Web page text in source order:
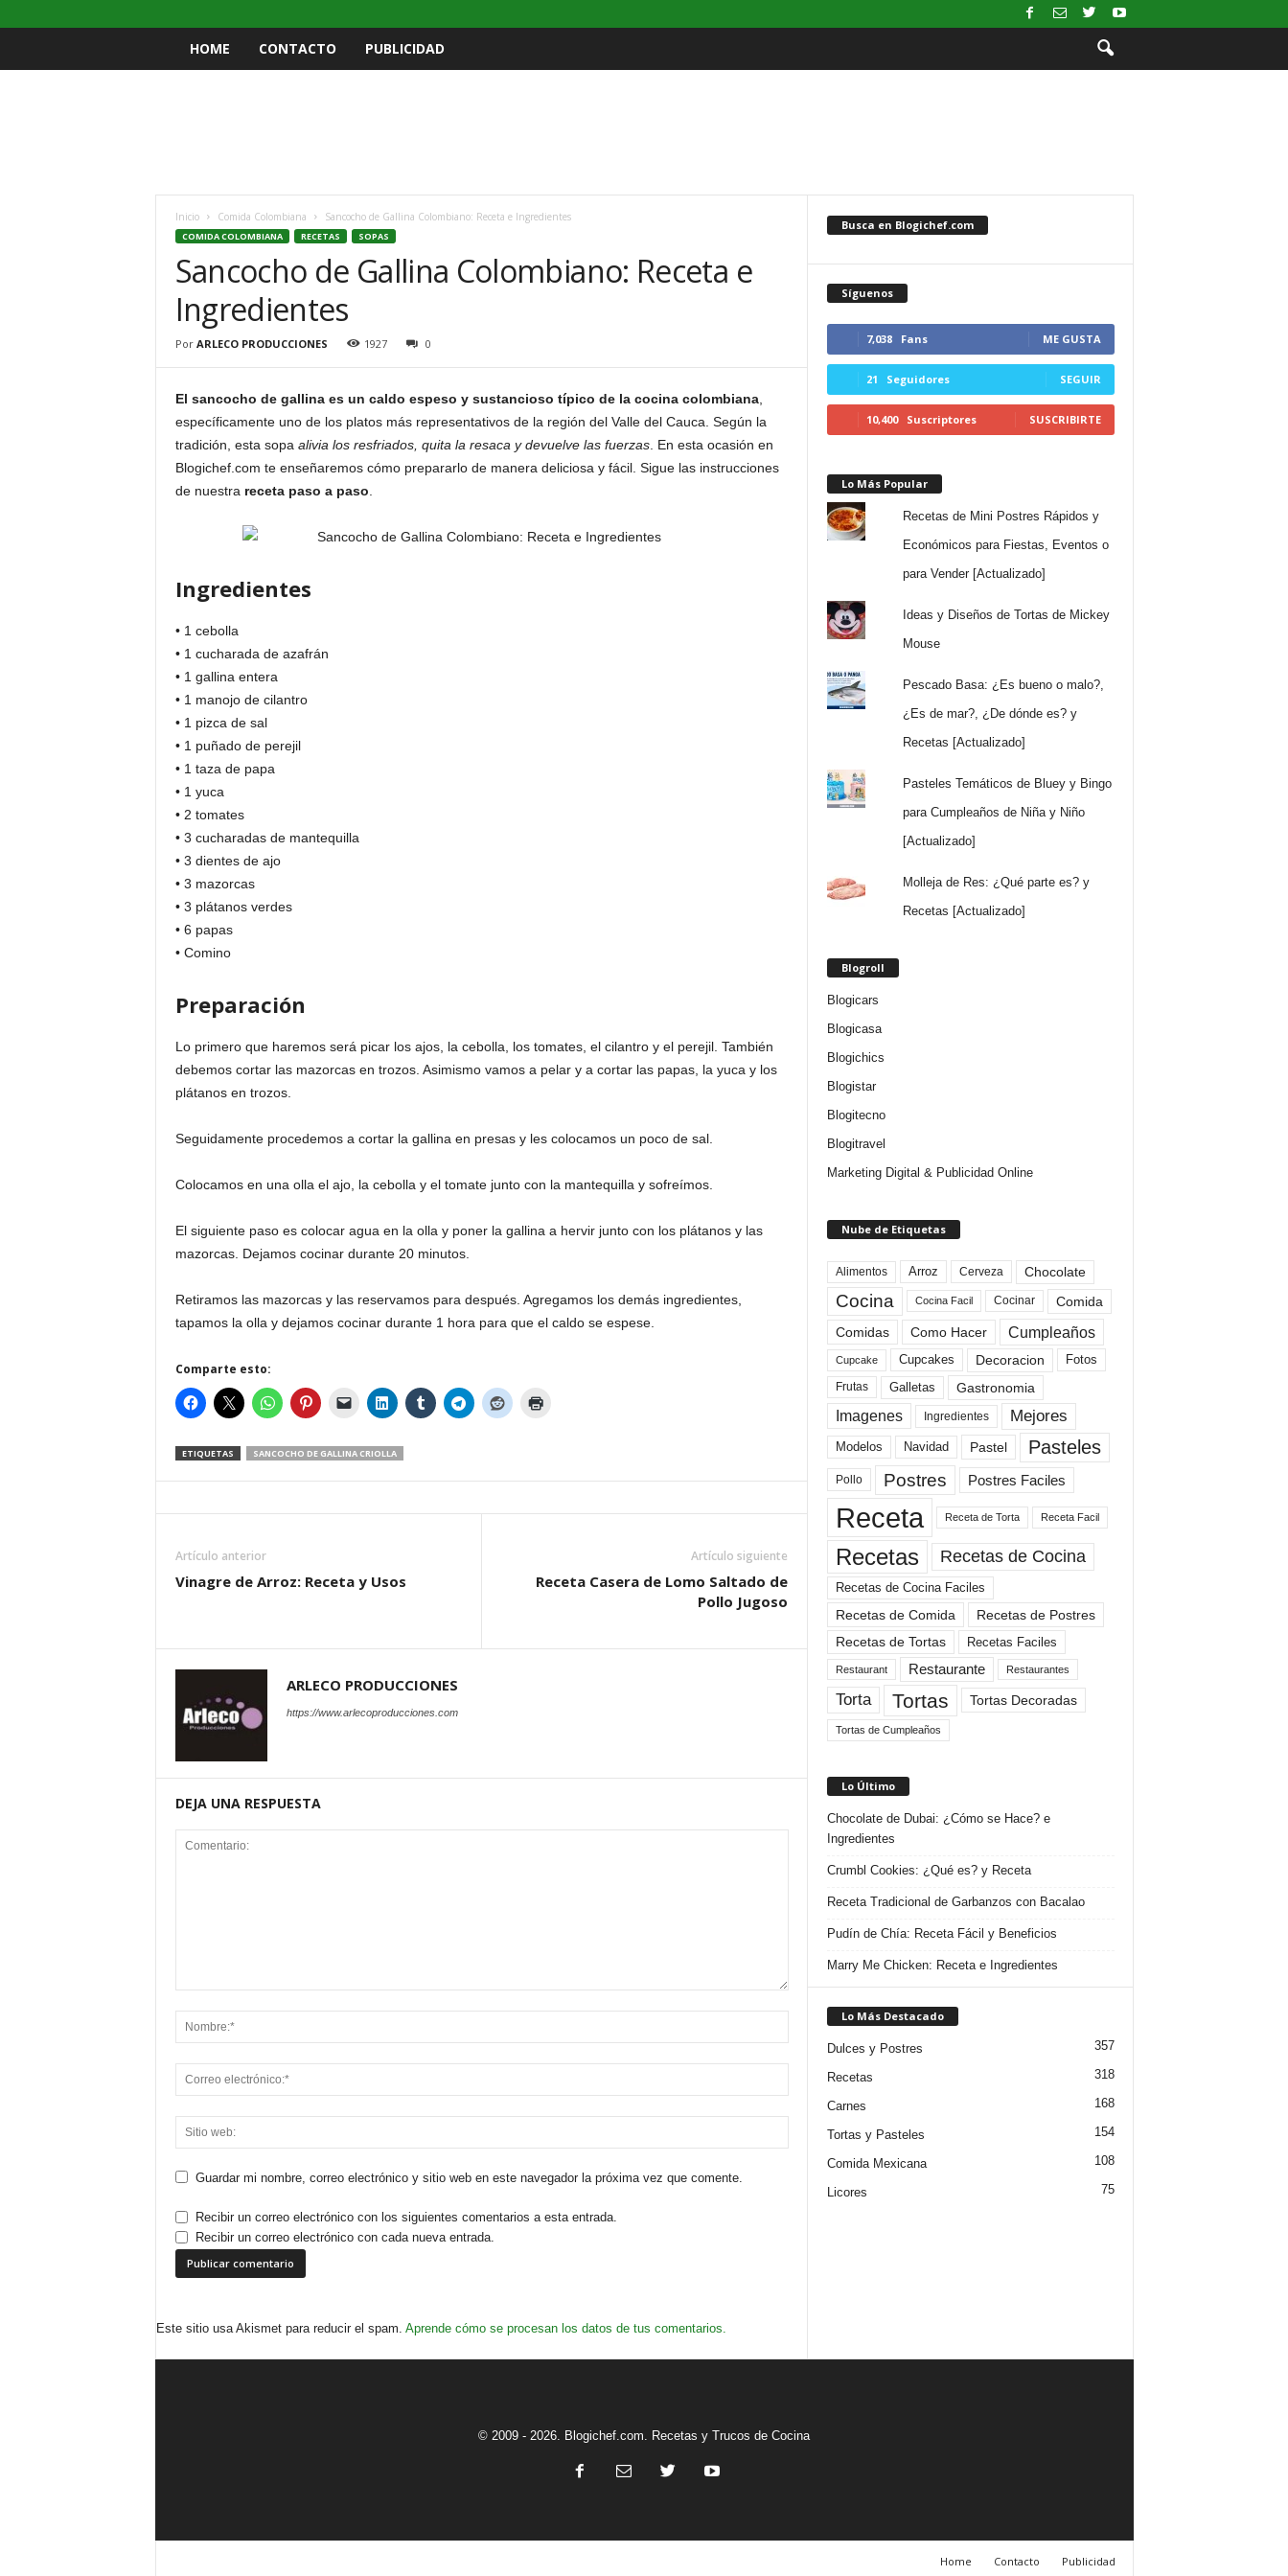
HOME CONTACTO PUBLICIDAD
Inicio Comida Colombiana Sancocho de Gallina Colombiano: Receta e Ingredientes
COMIDA COLOMBIANA RECETAS SOPAS
Sancocho de Gallina Colombiano: Receta e
Ingredientes
Por ARLECO PRODUCCIONES 1927 0
El sancocho de gallina es un caldo espeso y sustancioso típico de la cocina colombiana,
específicamente uno de los platos más representativos de la región del Valle del Cauca. Según la
tradición, esta sopa alivia los resfriados, quita la resaca y devuelve las fuerzas. En esta ocasión en
Blogichef.com te enseñaremos cómo prepararlo de manera deliciosa y fácil. Sigue las instrucciones
de nuestra receta paso a paso
Ingredientes
• 1 cebolla
• 1 cucharada de azafrán
• 1 gallina entera
• 1 manojo de cilantro
• 1 pizca de sal
• 1 puñado de perejil
• 1 taza de papa
• 1 yuca
• 2 tomates
• 3 cucharadas de mantequilla
• 3 dientes de ajo
• 3 mazorcas
• 3 plátanos verdes
• 6 papas
• Comino
Preparación
Lo primero que haremos será picar los ajos, la cebolla, los tomates, el cilantro y el perejil. También
debemos cortar las mazorcas en trozos. Asimismo vamos a pelar y a cortar las papas, la yuca y los
plátanos en trozos.
Seguidamente procedemos a cortar la gallina en presas y les colocamos un poco de sal.
Colocamos en una olla el ajo, la cebolla y el tomate junto con la mantequilla y sofreímos.
El siguiente paso es colocar agua en la olla y poner la gallina a hervir junto con los plátanos y las
mazorcas. Dejamos cocinar durante 20 minutos.
Retiramos las mazorcas y las reservamos para después. Agregamos los demás ingredientes,
tapamos la olla y dejamos cocinar durante 1 hora para que el caldo se espese.
Comparte esto:
ETIQUETAS SANCOCHO DE GALLINA CRIOLLA
Artículo anterior
Vinagre de Arroz: Receta y Usos
Artículo siguiente
Receta Casera de Lomo Saltado de
Pollo Jugoso
ARLECO PRODUCCIONES
https://www.arlecoproducciones.com
DEJA UNA RESPUESTA
Guardar mi nombre, correo electrónico y sitio web en este navegador la próxima vez que comente.
Recibir un correo electrónico con los siguientes comentarios a esta entrada.
Recibir un correo electrónico con cada nueva entrada.
Este sitio usa Akismet para reducir el spam. Aprende cómo se procesan los datos de tus comentarios.
Busca en Blogichef.com
Síguenos
7,038 Fans ME GUSTA
21 Seguidores SEGUIR
10,400 Suscriptores SUSCRIBIRTE
Lo Más Popular
Recetas de Mini Postres Rápidos y
Económicos para Fiestas, Eventos o
para Vender [Actualizado]
Ideas y Diseños de Tortas de Mickey
Mouse
Pescado Basa: ¿Es bueno o malo?,
¿Es de mar?, ¿De dónde es? y
Recetas [Actualizado]
Pasteles Temáticos de Bluey y Bingo
para Cumpleaños de Niña y Niño
[Actualizado]
Molleja de Res: ¿Qué parte es? y
Recetas [Actualizado]
Blogroll
Blogicars
Blogicasa
Blogichics
Blogistar
Blogitecno
Blogitravel
Marketing Digital & Publicidad Online
Nube de Etiquetas
Alimentos Arroz Cerveza Chocolate
Cocina Cocina Facil Cocinar
Comida
Comidas
Como Hacer Cumpleaños
Cupcake Cupcakes Decoracion Fotos
Frutas Galletas Gastronomia
Imagenes Ingredientes Mejores
Modelos Navidad Pastel Pasteles
Pollo Postres Postres Faciles
Receta Receta de Torta Receta Facil
Recetas Recetas de Cocina
Recetas de Cocina Faciles
Recetas de Comida
Recetas de Postres
Recetas de Tortas
Recetas Faciles
Restaurant Restaurante Restaurantes
Torta Tortas Tortas Decoradas
Tortas de Cumpleaños
Lo Último
Chocolate de Dubai: ¿Cómo se Hace? e
Ingredientes
Crumbl Cookies: ¿Qué es? y Receta
Receta Tradicional de Garbanzos con Bacalao
Pudín de Chía: Receta Fácil y Beneficios
Marry Me Chicken: Receta e Ingredientes
Lo Más Destacado
Dulces y Postres 357
Recetas 318
Carnes 168
Tortas y Pasteles 154
Comida Mexicana 108
Licores 75
© 2009 - 2026. Blogichef.com. Recetas y Trucos de Cocina
Home Contacto Publicidad